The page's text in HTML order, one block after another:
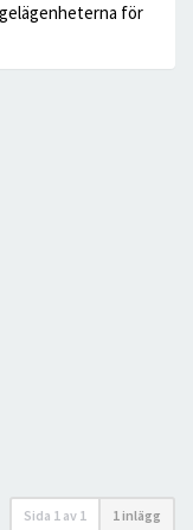
för
Sida 1 av 1 1 inlägg